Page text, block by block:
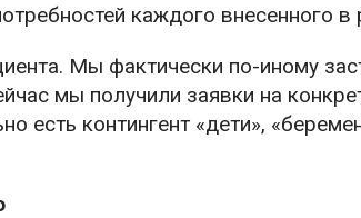
каждого внесенного в
Мы фактически по-иному
мы получили заявки на
есть контингент «дети»,